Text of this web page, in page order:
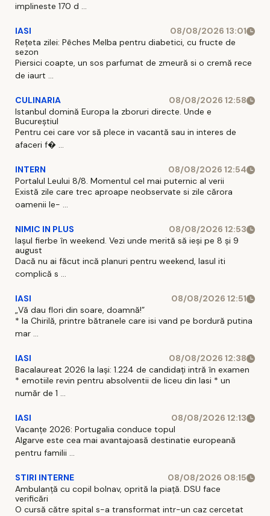
implineste 170 d ...
IASI
08/08/2026 13:01
Rețeta zilei: Pêches Melba pentru diabetici, cu fructe de
sezon
Piersici coapte, un sos parfumat de zmeură si o cremă rece
de iaurt ...
CULINARIA
08/08/2026 12:58
Istanbul domină Europa la zboruri directe. Unde e
Bucureștiul
Pentru cei care vor să plece in vacantă sau in interes de
afaceri f� ...
INTERN
08/08/2026 12:54
Portalul Leului 8/8. Momentul cel mai puternic al verii
Există zile care trec aproape neobservate si zile cărora
oamenii le- ...
NIMIC IN PLUS
08/08/2026 12:53
Iașul fierbe în weekend. Vezi unde merită să ieși pe 8 și 9
august
Dacă nu ai făcut incă planuri pentru weekend, Iasul iti
complică s ...
IASI
08/08/2026 12:51
„Vă dau flori din soare, doamnă!”
* la Chirilă, printre bătranele care isi vand pe bordură putina
mar ...
IASI
08/08/2026 12:38
Bacalaureat 2026 la Iași: 1.224 de candidați intră în examen
* emotiile revin pentru absolventii de liceu din Iasi * un
număr de 1 ...
IASI
08/08/2026 12:13
Vacanțe 2026: Portugalia conduce topul
Algarve este cea mai avantajoasă destinatie europeană
pentru familii ...
STIRI INTERNE
08/08/2026 08:15
Ambulanță cu copil bolnav, oprită la piață. DSU face
verificări
O cursă către spital s-a transformat intr-un caz cercetat